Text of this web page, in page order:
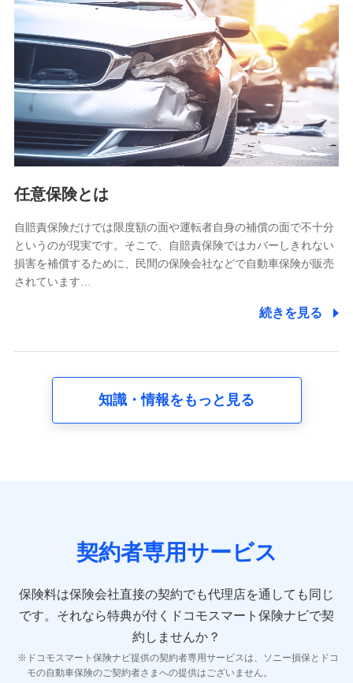
【共同して利用される利用データの項目】
当社又は株式会社NTTドコモがサービス提供等を通じて取得
した、以下の情報などの個人データ
基本情報
氏名、電話番号、メールアドレス、お客さまの識別子、
属性、連絡先、dポイントサービスのご利用に関する情
報。例として、dポイントカード番号、性別、年齢、家族
構成、住所、dポイント残高、dポイント利用履歴などが
含まれます。
当社又は株式会社NTTドコモが提供する各種サービスな
又は株式会社NTTドコモが提供する各種サービスのご契
約状態・ご利用履歴インターネット利用時の行動に関す
る情報、アプリケーション利用時の行動に関する情報、
購入されたサービスや商品の名称・購入場所・決済に関
する情報、アンケートの回答に関する情報などが含まれ
の内容、保険料、保険料のお支払方法、車のメーカーや
走行距離などの情報、建物の構造や築年数などの情報、
険契約に関する情報。例として、保険契約者及び被保険
者の氏名、住所、生年月日、性別、保険契約者と被保険
報、建物の構造や築年数などの情報、ペットの種類や年
齢などの情報などが含まれます。
【共同して利用する者の範囲】
当社
任意保険とは
自賠責保険だけでは限度額の面や運転者自身の補償の面で不十分
というのが現実です。そこで、自賠責保険ではカバーしきれない
損害を補償するために、民間の保険会社などで自動車保険が販売
されています…
続きを見る
知識・情報をもっと見る
契約者専用サービス
保険料は保険会社直接の契約でも代理店を通しても同じ
です。 それなら特典が付くドコモスマート保険ナビで契
約しませんか？
ドコモスマート保険ナビ提供の契約者専用サービスは、ソニー損保とドコ
モの自動車保険のご契約者さまへの提供はございません。